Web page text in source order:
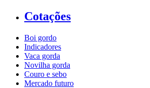
Cotações
Boi gordo
Indicadores
Vaca gorda
Novilha gorda
Couro e sebo
Mercado futuro